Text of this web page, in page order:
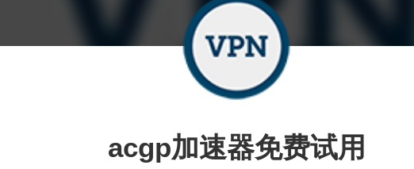
acgp加速器免费试用